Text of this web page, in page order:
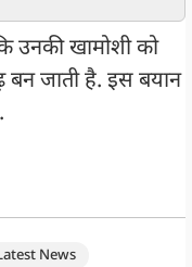
उनकी खामोशी को
जाती है. इस बयान
News